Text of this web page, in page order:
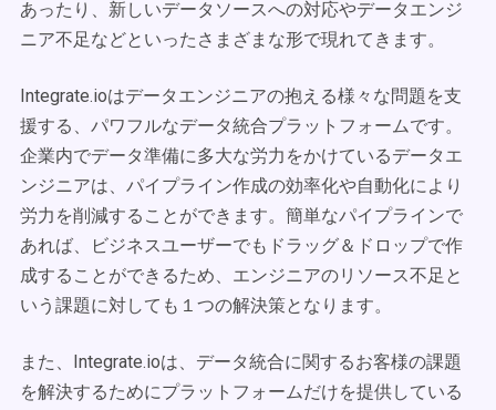
あったり、新しいデータソースへの対応やデータエンジ
ニア不足などといったさまざまな形で現れてきます。
Integrate.ioはデータエンジニアの抱える様々な問題を支
援する、パワフルなデータ統合プラットフォームです。
企業内でデータ準備に多大な労力をかけているデータエ
ンジニアは、パイプライン作成の効率化や自動化により
労力を削減することができます。簡単なパイプラインで
あれば、ビジネスユーザーでもドラッグ＆ドロップで作
成することができるため、エンジニアのリソース不足と
いう課題に対しても１つの解決策となります。
また、Integrate.ioは、データ統合に関するお客様の課題
を解決するためにプラットフォームだけを提供している